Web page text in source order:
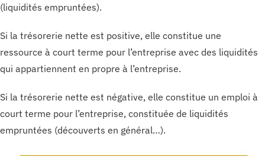
(liquidités empruntées).
Si la trésorerie nette est positive, elle constitue une
ressource à court terme pour l’entreprise avec des liquidités
qui appartiennent en propre à l’entreprise.
Si la trésorerie nette est négative, elle constitue un emploi à
court terme pour l’entreprise, constituée de liquidités
empruntées (découverts en général…).